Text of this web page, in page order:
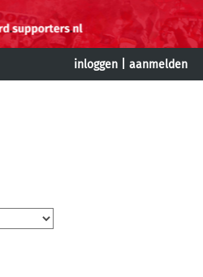
inloggen aanmelden